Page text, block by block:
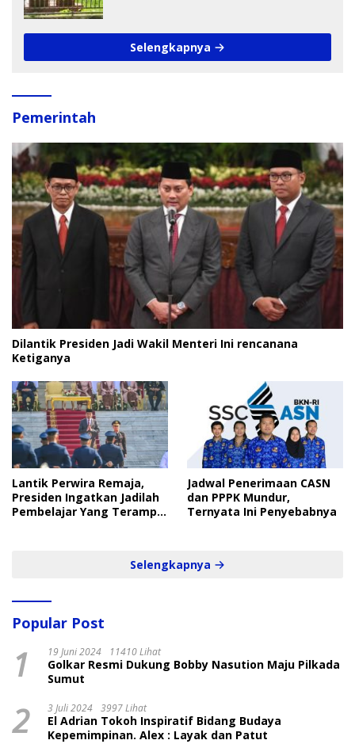
Selengkapnya
Pemerintah
Dilantik Presiden Jadi Wakil Menteri Ini rencanana
Ketiganya
Lantik Perwira Remaja,
Presiden Ingatkan Jadilah
Pembelajar Yang Terampil
Jadwal Penerimaan CASN
dan PPPK Mundur,
Ternyata Ini Penyebabnya
Selengkapnya
Popular Post
1 19 Juni 2024 11410 Lihat
Golkar Resmi Dukung Bobby Nasution Maju Pilkada
Sumut
2 3 Juli 2024 3997 Lihat
El Adrian Tokoh Inspiratif Bidang Budaya
Kepemimpinan. Alex : Layak dan Patut